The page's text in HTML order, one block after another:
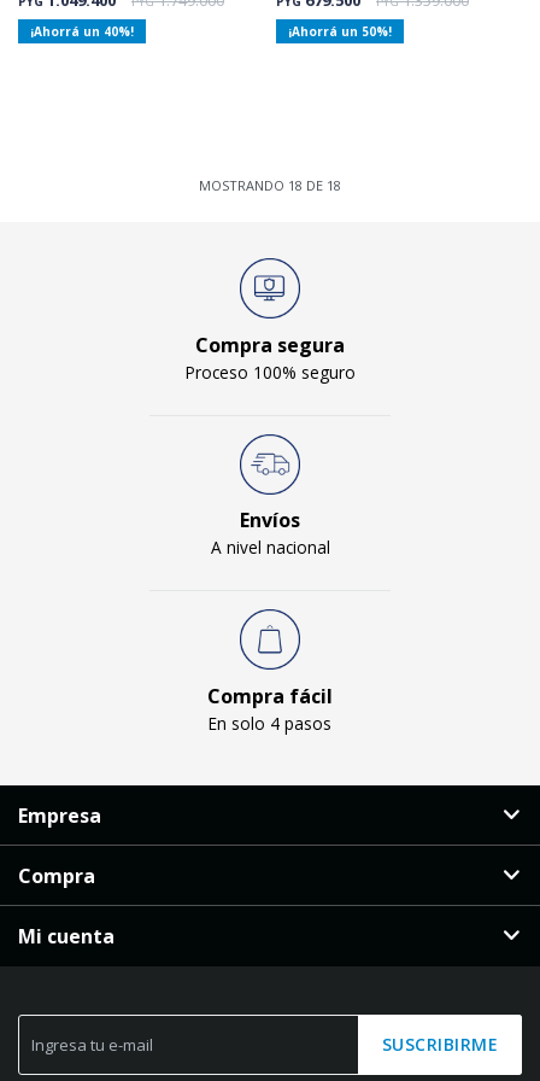
40 50
MOSTRANDO 18 DE 18
Compra segura
Proceso 100% seguro
Envíos
A nivel nacional
Compra fácil
En solo 4 pasos
SUSCRIBIRME
Empresa
Compra
Mi cuenta